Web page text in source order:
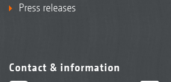
Press releases
Contact & information